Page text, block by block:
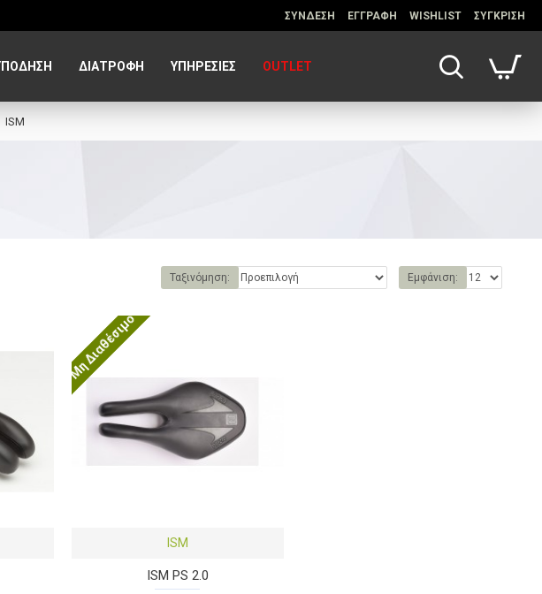
ΣΥΝΔΕΣΗ ΕΓΓΡΑΦΗ WISHLIST ΣΥΓΚΡΙΣΗ
ΔΙΑΤΡΟΦΉ ΥΠΗΡΕΣΊΕΣ OUTLET
ISM
Ταξινόμηση: Εμφάνιση:
Μη Διαθέσιμο
ISM
ISM PS 2.0